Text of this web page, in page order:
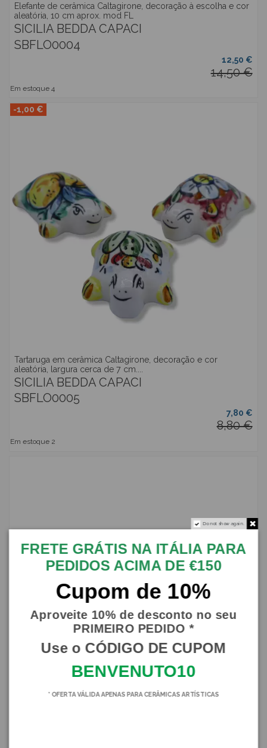
Elefante de cerâmica Caltagirone, decoração à escolha e cor
aleatória, 10 cm aprox. mod FL
SICILIA BEDDA CAPACI
SBFLO0004
12,50 €
14,50 €
Em estoque 4
-1,00 €
Tartaruga em cerâmica Caltagirone, decoração e cor
aleatória, largura cerca de 7 cm....
SICILIA BEDDA CAPACI
SBFLO0005
7,80 €
8,80 €
Em estoque 2
Do not show again.
FRETE GRÁTIS NA ITÁLIA PARA
PEDIDOS ACIMA DE €150
Cupom de 10%
Aproveite 10% de desconto no seu
PRIMEIRO PEDIDO *
Use o CÓDIGO DE CUPOM
BENVENUTO10
* OFERTA VÁLIDA APENAS PARA CERÂMICAS ARTÍSTICAS